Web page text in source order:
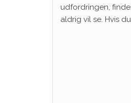
udfordringen,
aldrig vil se. Hvis